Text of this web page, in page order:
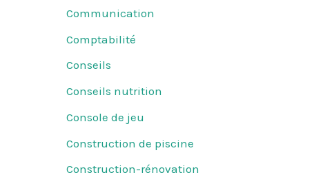
Communication
Comptabilité
Conseils
Conseils nutrition
Console de jeu
Construction de piscine
Construction-rénovation